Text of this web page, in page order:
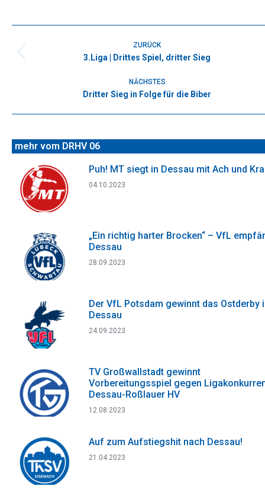
Facebook
X
WhatsAppPinterestLinkedIn
ZURÜCK
Vorheriger
3.Liga | Drittes Spiel, dritter Sieg
NÄCHSTES
Nächster
Dritter Sieg in Folge für die Biber
mehr vom DRHV 06
Puh! MT siegt in Dessau mit Ach und
04.10.2023
„Ein richtig harter Brocken“ – VfL
Dessau
28.09.2023
Der VfL Potsdam gewinnt das Ostderby
Dessau
24.09.2023
TV Großwallstadt gewinnt
Vorbereitungsspiel gegen
Dessau-Roßlauer HV
12.08.2023
Auf zum Aufstiegshit nach Dessau!
21.04.2023